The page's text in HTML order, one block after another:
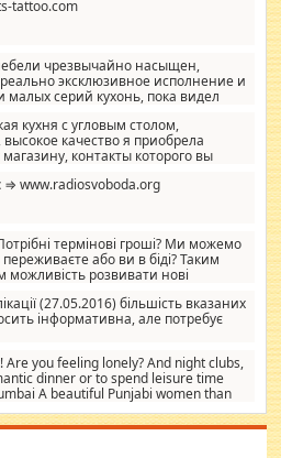
tattoo.com
чрезвычайно насыщен,
эксклюзивное исполнение и
малых серий кухонь, пока видел
креативненько и что главное -
ненужных наворотов удорожающих
фактор.
кухня с угловым столом,
качество я приобрела
контакты которого вы
⇒ www.radiosvoboda.org
термінові гроші? Ми можемо
або ви в біді? Таким
розвивати нові
дати їм шанс. Кожен
і, оскільки влада не зможе, вони
Для нас нема багато суми, і зрілість
і нічого іншого. Не чекайте і не
суму, яку ви хочете подати, і ми
зв'яжіться з нами
Вам потрібні термінові
(27.05.2016) більшість вказаних
інформативна, але потребує
Are you feeling lonely? And night clubs,
dinner or to spend leisure time
A beautiful Punjabi women than
that you guys feel like 5 star luxury
their search for loved solitaire free